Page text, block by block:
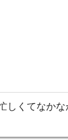
しくてなか